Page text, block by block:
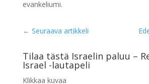
evankeliumi.
← Seuraava artikkeli
Tilaa tästä Israelin paluu –
Israel -lautapeli
Klikkaa kuvaa